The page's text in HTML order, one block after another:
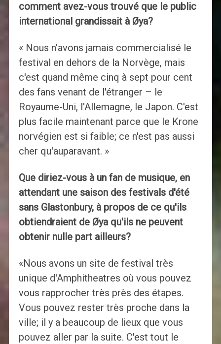
comment avez-vous trouvé que le public
international grandissait à Øya?
« Nous n'avons jamais commercialisé le
festival en dehors de la Norvège, mais
c'est quand même cinq à sept pour cent
des fans venant de l'étranger – le
Royaume-Uni, l'Allemagne, le Japon. C'est
plus facile maintenant parce que le Krone
norvégien est si faible; ce n'est pas aussi
cher qu'auparavant. »
Que diriez-vous à un fan de musique, en
attendant une saison des festivals d'été
sans Glastonbury, à propos de ce qu'ils
obtiendraient de Øya qu'ils ne peuvent
obtenir nulle part ailleurs?
«Nous avons un site de festival très
unique d'Amphitheatres où vous pouvez
vous rapprocher très près des étapes.
Vous pouvez rester très proche dans la
ville; il y a beaucoup de lieux que vous
pouvez aller par la suite. C'est tout le